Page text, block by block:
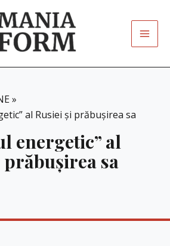
al Rusiei și prăbușirea sa
energetic” al
prăbușirea sa